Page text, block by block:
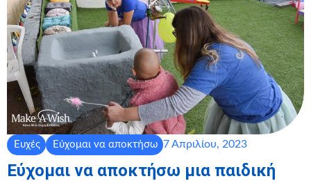
Ευχές Εύχομαι να αποκτήσω 7 Απριλίου, 2023
Εύχομαι να αποκτήσω μια παιδική